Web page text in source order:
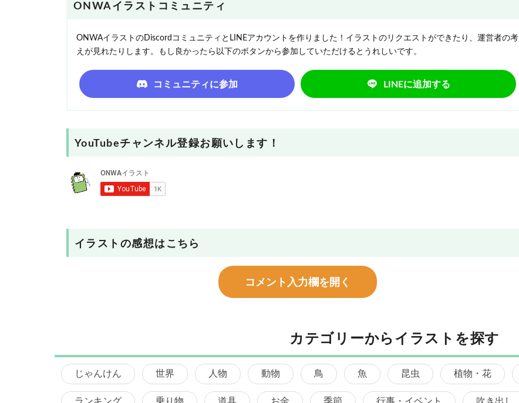
ONWAイラストコミュニティ
ONWAイラストのDiscordコミュニティとLINEアカウントを作りました！イラストのリクエストができたり、運営者の考
えが見れたりします。もし良かったら以下のボタンから参加していただけるとうれしいです。
コミュニティに参加 LINEに追加する
YouTubeチャンネル登録お願いします！
イラストの感想はこちら
コメント入力欄を開く
カテゴリーからイラストを探す
じゃんけん 世界 人物 動物 鳥 魚 昆虫 植物・花
ランキング 乗り物 道具 お金 季節 行事・イベント 吹き出し